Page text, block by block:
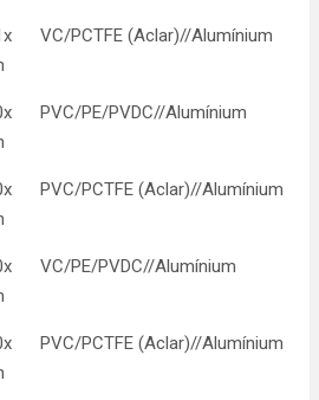
VC/PCTFE (Aclar)//Alumínium
PVC/PE/PVDC//Alumínium
PVC/PCTFE (Aclar)//Alumínium
VC/PE/PVDC//Alumínium
PVC/PCTFE (Aclar)//Alumínium